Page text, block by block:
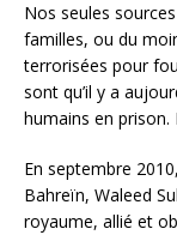
Nos seules
familles, ou du
terrorisées pour
sont qu’il y a
humains en prison.
En septembre
Bahreïn, Waleed
royaume, allié et